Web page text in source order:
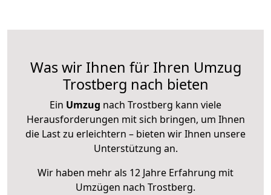
Was wir Ihnen für Ihren Umzug
Trostberg nach bieten
Ein Umzug nach Trostberg kann viele
Herausforderungen mit sich bringen, um Ihnen
die Last zu erleichtern – bieten wir Ihnen unsere
Unterstützung an.
Wir haben mehr als 12 Jahre Erfahrung mit
Umzügen nach Trostberg.